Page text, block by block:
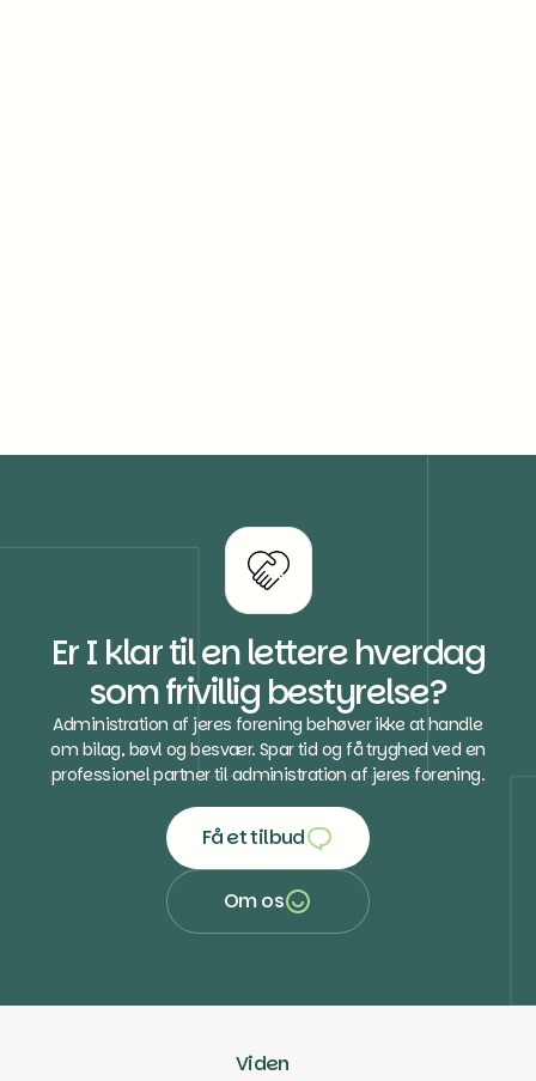
Er I klar til en lettere hverdag
som frivillig bestyrelse?
Administration af jeres forening behøver ikke at handle
om bilag, bøvl og besvær. Spar tid og få tryghed ved en
professionel partner til administration af jeres forening.
Få et tilbud
Få et tilbud
Om os
Om os
Viden